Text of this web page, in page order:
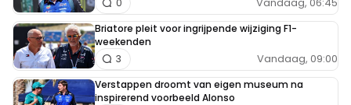
Vandaag, 06:45
Briatore pleit voor ingrijpende wijziging F1-
weekenden
Vandaag, 09:00
3
Verstappen droomt van eigen museum na
inspirerend voorbeeld Alonso